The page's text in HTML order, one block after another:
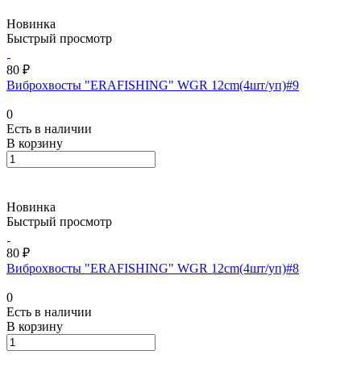
Новинка
Быстрый просмотр
80 ₽
Виброхвосты "ERAFISHING" WGR 12cm(4шт/уп)#9
0
Есть в наличии
В корзину
Новинка
Быстрый просмотр
80 ₽
Виброхвосты "ERAFISHING" WGR 12cm(4шт/уп)#8
0
Есть в наличии
В корзину